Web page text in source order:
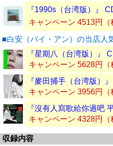
『1990s（台湾版）』
キャンペーン 4513円（
■白安（バイ・アン）の当店人
『星期八（台湾版）』
キャンペーン 5628円（
『麥田捕手（台湾版）
キャンペーン 3956円（
『沒有人寫歌給你過吧
キャンペーン 4328円（
収録内容